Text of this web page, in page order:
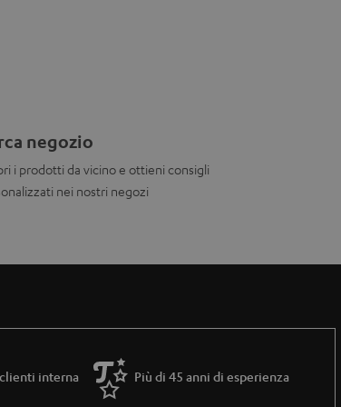
negozio
i prodotti da vicino e ottieni consigli
nei nostri negozi
interna Più di 45 anni di esperienza